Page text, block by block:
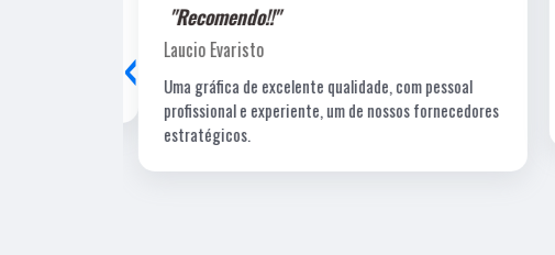
"Recomendo!!"
Laucio Evaristo
Uma gráfica de excelente qualidade, com pessoal
profissional e experiente, um de nossos fornecedores
estratégicos.
‹